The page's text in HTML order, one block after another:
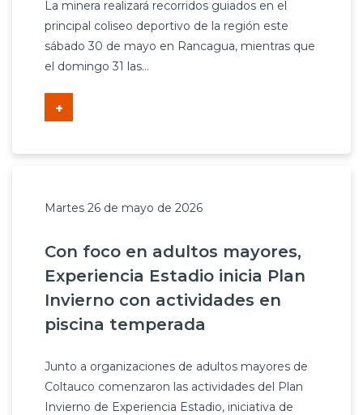
La minera realizará recorridos guiados en el
principal coliseo deportivo de la región este
sábado 30 de mayo en Rancagua, mientras que
el domingo 31 las...
+
Martes 26 de mayo de 2026
Con foco en adultos mayores,
Experiencia Estadio inicia Plan
Invierno con actividades en
piscina temperada
Junto a organizaciones de adultos mayores de
Coltauco comenzaron las actividades del Plan
Invierno de Experiencia Estadio, iniciativa de